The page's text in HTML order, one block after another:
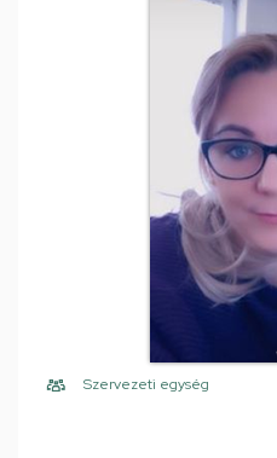
Szervezeti egység